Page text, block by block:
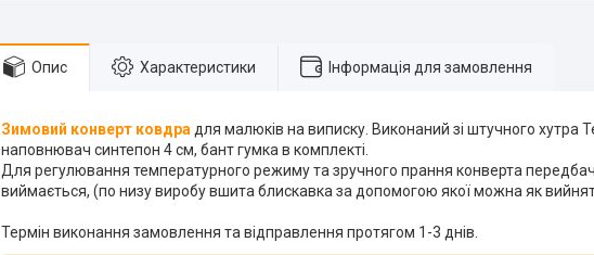
Опис Характеристики Інформація для замовлення
Зимовий конверт ковдра для малюків на виписку. Виконаний зі штучного хутра
наповнювач синтепон 4 см, бант гумка в комплекті.
Для регулювання температурного режиму та зручного прання конверта
виймається, (по низу виробу вшита блискавка за допомогою якої можна як
Термін виконання замовлення та відправлення протягом 1-3 днів.